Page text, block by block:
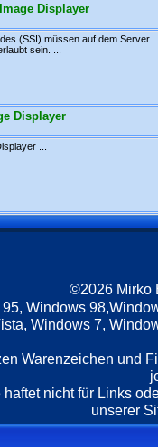
Displayer
(SSI) müssen auf dem Server
sein. ...
Displayer
...
©2026 Mirko
Windows
Windows 7,
Warenzeichen und
haftet nicht für Links
unserer